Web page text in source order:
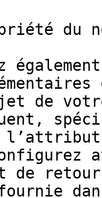
du
de
l’attribut
de